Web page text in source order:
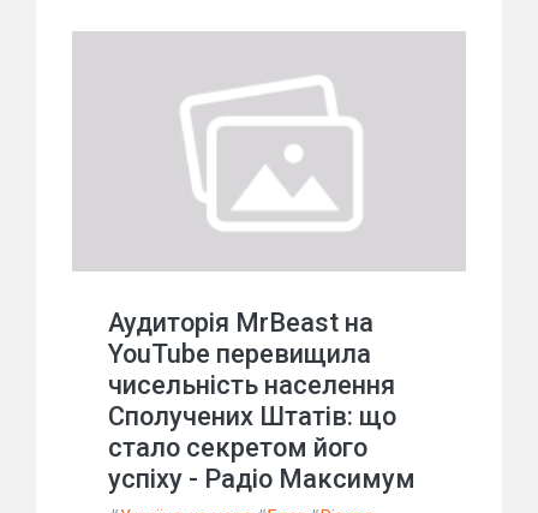
Аудиторія MrBeast на
YouTube перевищила
чисельність населення
Сполучених Штатів: що
стало секретом його
успіху - Радіо Максимум